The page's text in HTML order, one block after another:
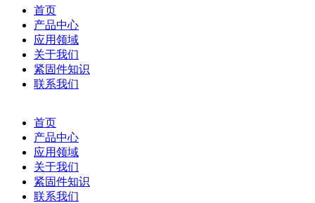
首页
产品中心
应用领域
关于我们
紧固件知识
联系我们
首页
产品中心
应用领域
关于我们
紧固件知识
联系我们